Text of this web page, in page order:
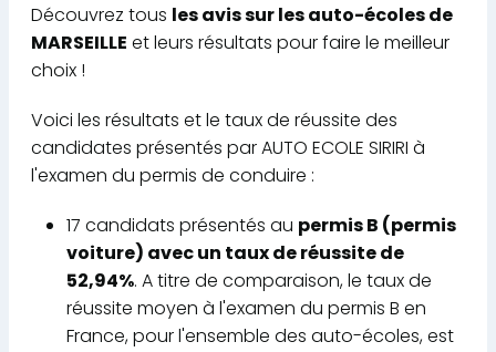
Découvrez tous les avis sur les auto-écoles de
MARSEILLE et leurs résultats pour faire le meilleur
choix !
Voici les résultats et le taux de réussite des
candidates présentés par AUTO ECOLE SIRIRI à
l'examen du permis de conduire :
17 candidats présentés au permis B (permis
voiture) avec un taux de réussite de
52,94%. A titre de comparaison, le taux de
réussite moyen à l'examen du permis B en
France, pour l'ensemble des auto-écoles, est